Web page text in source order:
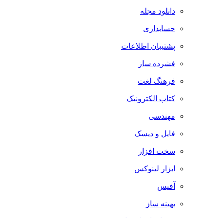
دانلود مجله
حسابداری
پشتیبان اطلاعات
فشرده ساز
فرهنگ لغت
کتاب الکترونیک
مهندسی
فایل و دیسک
سخت افزار
ابزار لینوکس
آفیس
بهینه ساز